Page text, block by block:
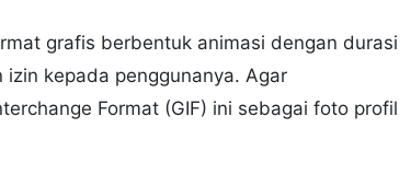
grafis berbentuk animasi dengan durasi
kepada penggunanya. Agar
Format (GIF) ini sebagai foto profil